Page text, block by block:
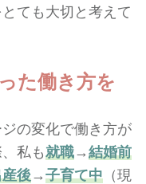
ても大切と考えて
た働き方を
の変化で働き方が
私も就職→結婚前
後→子育て中 （現